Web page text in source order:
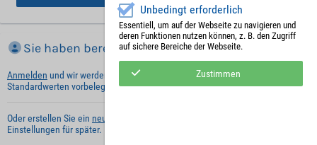
Sie haben bereits ein Konto?
Anmelden und wir werden die notwendigen Informationen mit Ihren
Standardwerten vorbelegen.
Oder erstellen Sie ein neues Benutzerkonto
Einstellungen für später.
Unbedingt erforderlich
Essentiell, um auf der Webseite zu navigieren und
deren Funktionen nutzen können, z. B. den Zugriff
auf sichere Bereiche der Webseite.
Zustimmen